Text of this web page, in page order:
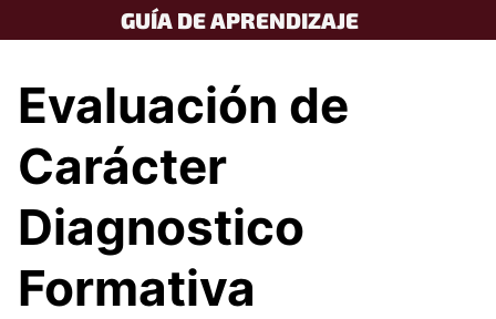
to
GUÍA DE APRENDIZAJE
Evaluación de
Carácter
Diagnostico
Formativa